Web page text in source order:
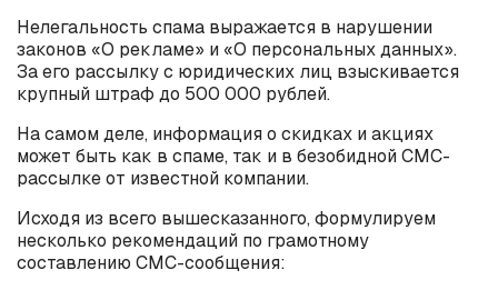
Нелегальность спама выражается в нарушении
законов «О рекламе» и «О персональных данных».
За его рассылку с юридических лиц взыскивается
крупный штраф до 500 000 рублей.
На самом деле, информация о скидках и акциях
может быть как в спаме, так и в безобидной СМС-
рассылке от известной компании.
Исходя из всего вышесказанного, формулируем
несколько рекомендаций по грамотному
составлению СМС-сообщения: